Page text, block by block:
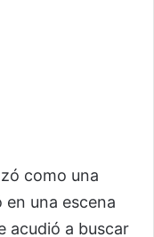
como una
una escena
acudió a buscar